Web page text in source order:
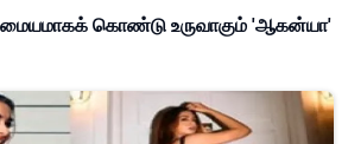
மையமாகக் கொண்டு உருவாகும் 'ஆகன்யா'